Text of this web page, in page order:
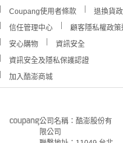
Coupang使用者條款
退換貨
信任管理中心
顧客隱私權政策
安心購物
資訊安全
資訊安全及隱私保護認證
加入酷澎商城
公司名稱：酷澎股份有
限公司